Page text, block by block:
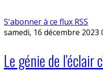
S'abonner à ce flux RSS
samedi, 16 décembre 2023
Le génie de l'éclair